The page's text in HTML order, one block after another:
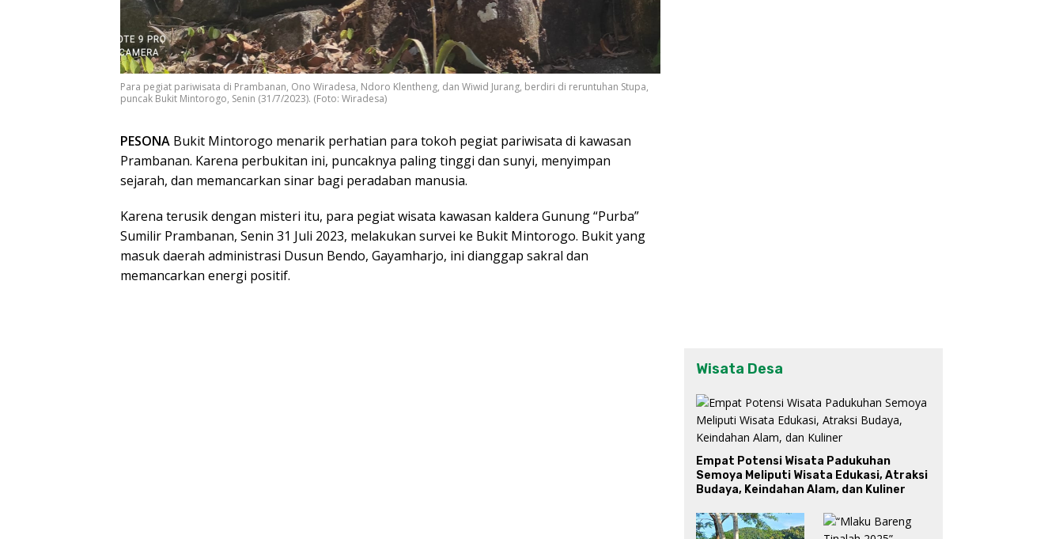
Para pegiat pariwisata di Prambanan, Ono Wiradesa, Ndoro Klentheng, dan Wiwid Jurang, berdiri di reruntuhan Stupa,
puncak Bukit Mintorogo, Senin (31/7/2023). (Foto: Wiradesa)
PESONA Bukit Mintorogo menarik perhatian para tokoh pegiat pariwisata di kawasan
Prambanan. Karena perbukitan ini, puncaknya paling tinggi dan sunyi, menyimpan
sejarah, dan memancarkan sinar bagi peradaban manusia.
Karena terusik dengan misteri itu, para pegiat wisata kawasan kaldera Gunung “Purba”
Sumilir Prambanan, Senin 31 Juli 2023, melakukan survei ke Bukit Mintorogo. Bukit yang
masuk daerah administrasi Dusun Bendo, Gayamharjo, ini dianggap sakral dan
memancarkan energi positif.
Wisata Desa
Empat Potensi Wisata Padukuhan
Semoya Meliputi Wisata Edukasi, Atraksi
Budaya, Keindahan Alam, dan Kuliner